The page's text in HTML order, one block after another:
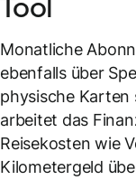
Monatliche
ebenfalls über
physische Karten
arbeitet das
Reisekosten wie
Kilometergeld